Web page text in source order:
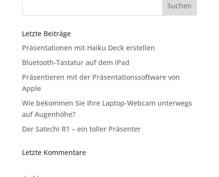
Letzte Beiträge
Präsentationen mit Haiku Deck erstellen
Bluetooth-Tastatur auf dem iPad
Präsentieren mit der Präsentationssoftware von
Apple
Wie bekommen Sie Ihre Laptop-Webcam unterwegs
auf Augenhöhe?
Der Satechi R1 – ein toller Präsenter
Letzte Kommentare